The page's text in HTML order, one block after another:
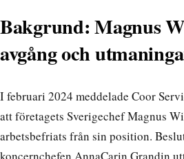
Bakgrund: Magnus
avgång och
I februari 2024 meddelade Coor
att företagets Sverigechef Magnus
arbetsbefriats från sin position.